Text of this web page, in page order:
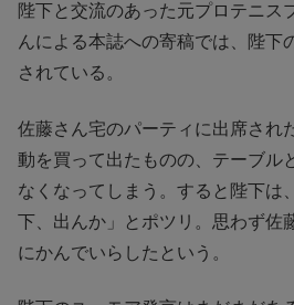
陛下と交流のあった元プロテニス
んによる本誌への寄稿では、陛下
されている。
佐藤さん宅のパーティに出席され
動を買って出たものの、テーブル
なくなってしまう。すると陛下は
下、出んか」とポツリ。思わず佐
にかんでいらしたという。